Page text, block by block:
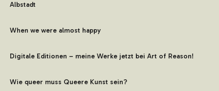
Albstadt
When we were almost happy
Digitale Editionen – meine Werke jetzt bei Art of Reason!
Wie queer muss Queere Kunst sein?